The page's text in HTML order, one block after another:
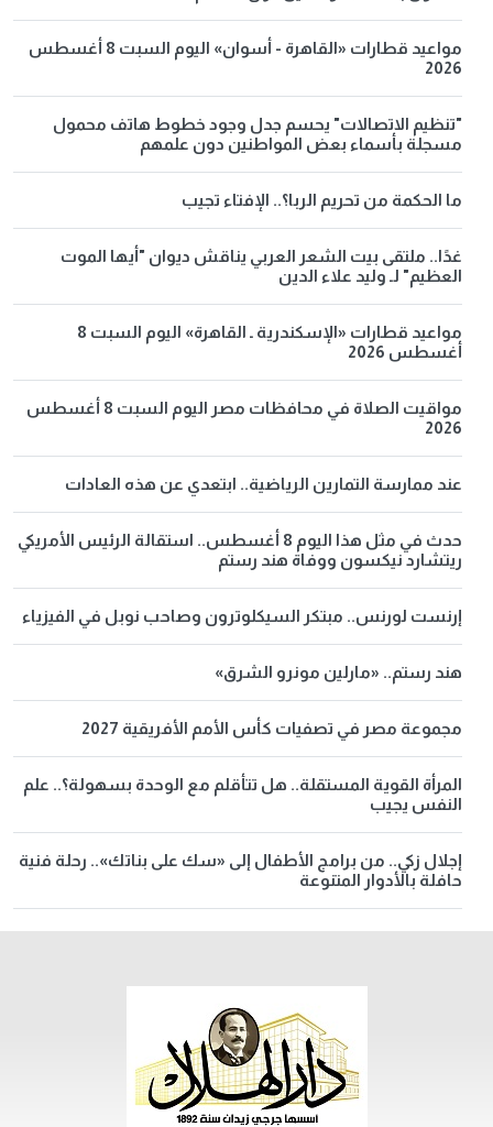
مواعيد قطارات «القاهرة - أسوان» اليوم السبت 8 أغسطس
2026
"تنظيم الاتصالات" يحسم جدل وجود خطوط هاتف محمول
مسجلة بأسماء بعض المواطنين دون علمهم
ما الحكمة من تحريم الربا؟.. الإفتاء تجيب
غدًا.. ملتقى بيت الشعر العربي يناقش ديوان "أيها الموت
العظيم" لـ وليد علاء الدين
مواعيد قطارات «الإسكندرية ـ القاهرة» اليوم السبت 8
أغسطس 2026
مواقيت الصلاة في محافظات مصر اليوم السبت 8 أغسطس
2026
عند ممارسة التمارين الرياضية.. ابتعدي عن هذه العادات
حدث في مثل هذا اليوم 8 أغسطس.. استقالة الرئيس الأمريكي
ريتشارد نيكسون ووفاة هند رستم
إرنست لورنس.. مبتكر السيكلوترون وصاحب نوبل في الفيزياء
هند رستم.. «مارلين مونرو الشرق»
مجموعة مصر في تصفيات كأس الأمم الأفريقية 2027
المرأة القوية المستقلة.. هل تتأقلم مع الوحدة بسهولة؟.. علم
النفس يجيب
إجلال زكي.. من برامج الأطفال إلى «سك على بناتك».. رحلة فنية
حافلة بالأدوار المتنوعة